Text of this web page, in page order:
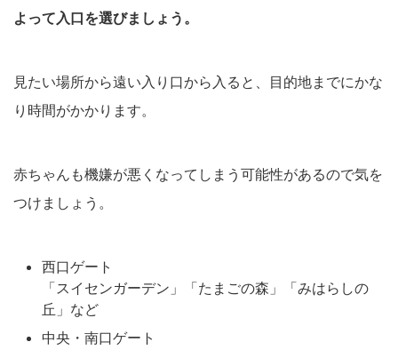
よって入口を選びましょう。
見たい場所から遠い入り口から入ると、目的地までにかな
り時間がかかります。
赤ちゃんも機嫌が悪くなってしまう可能性があるので気を
つけましょう。
西口ゲート
「スイセンガーデン」「たまごの森」「みはらしの
丘」など
中央・南口ゲート